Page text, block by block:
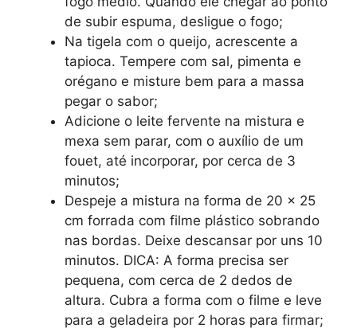
de subir espuma, desligue o fogo;
Na tigela com o queijo, acrescente a
tapioca. Tempere com sal, pimenta e
orégano e misture bem para a massa
pegar o sabor;
Adicione o leite fervente na mistura e
mexa sem parar, com o auxílio de um
fouet, até incorporar, por cerca de 3
minutos;
Despeje a mistura na forma de 20 x 25
cm forrada com filme plástico sobrando
nas bordas. Deixe descansar por uns 10
minutos. DICA: A forma precisa ser
pequena, com cerca de 2 dedos de
altura. Cubra a forma com o filme e leve
para a geladeira por 2 horas para firmar;